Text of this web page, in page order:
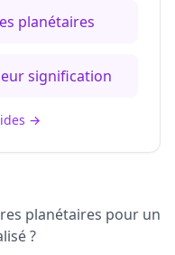
planétaires
signification
→
planétaires pour un
?